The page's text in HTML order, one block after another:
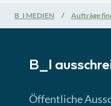
B_I MEDIEN Aufträge
B_I
Öffentliche